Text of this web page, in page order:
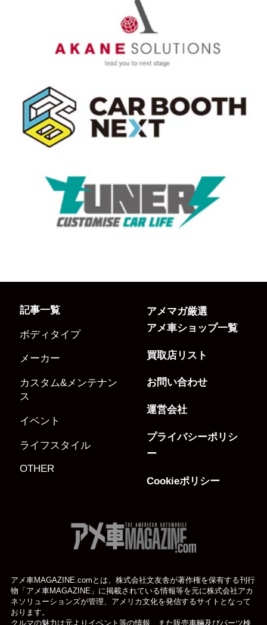
記事一覧
ボディタイプ
メーカー
カスタム&メンテナン
ス
イベント
ライフスタイル
OTHER
アメマガ厳選
アメ車ショップ一覧
買取店リスト
お問い合わせ
運営会社
プライバシーポリシ
ー
Cookieポリシー
アメ車MAGAZINE.comとは、株式会社文友舎が著作権を保有する刊行
物「アメ車MAGAZINE」に掲載されている情報等を元に株式会社アカ
ネソリューションズが管理、アメリカ文化を発信するサイトとなって
おります。
クルマの魅力は元よりイベント等の情報、また販売車輛及びパーツ検